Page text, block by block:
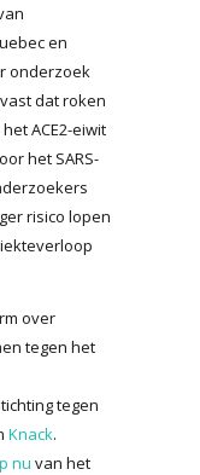
en
onderzoek
dat roken
ACE2-eiwit
het SARS-
risico lopen
over
tegen het
tegen
Knack.
nu van het